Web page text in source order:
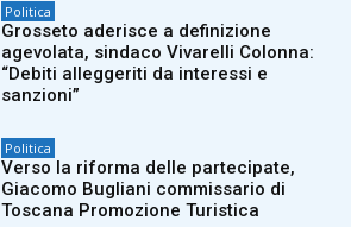
Politica
Grosseto aderisce a definizione
agevolata, sindaco Vivarelli Colonna:
“Debiti alleggeriti da interessi e
sanzioni”
Politica
Verso la riforma delle partecipate,
Giacomo Bugliani commissario di
Toscana Promozione Turistica